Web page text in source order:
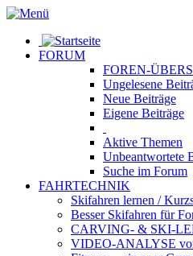
FORUM
FOREN-
Ungelesene
Neue Beiträge
Eigene Beiträge
Aktive Themen
Unbeantwortete
Suche im Forum
FAHRTECHNIK
Skifahren lernen /
Besser Skifahren für
CARVING- & SKI-
VIDEO-ANALYSE